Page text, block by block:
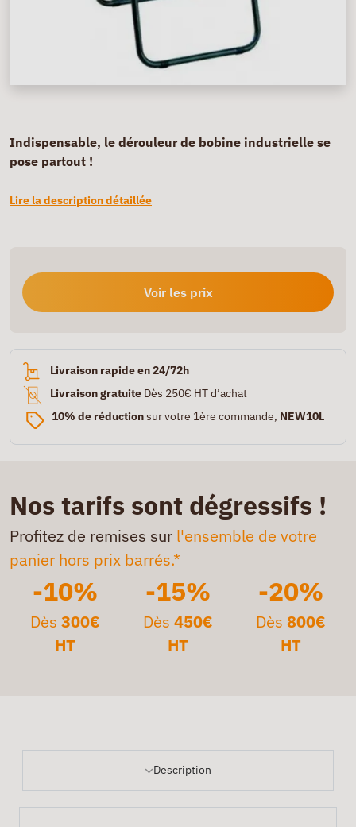
Indispensable, le dérouleur de bobine industrielle se
pose partout !
Lire la description détaillée
Voir les prix
Livraison rapide en 24/72h
Livraison gratuite Dès 250€ HT d’achat
10% de réductionsur votre 1ère commande, NEW10L
Nos tarifs sont dégressifs !
Profitez de remises sur l'ensemble de votre
panier hors prix barrés.*
-10%
Dès300€
HT
-15%
Dès 450€
HT
-20%
Dès 800€
HT
Description